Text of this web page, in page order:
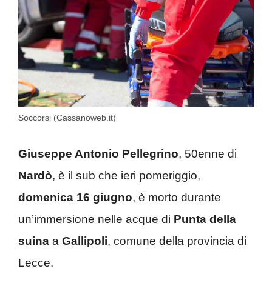
Soccorsi (Cassanoweb.it)
Giuseppe Antonio Pellegrino, 50enne di
Nardò, è il sub che ieri pomeriggio,
domenica 16 giugno, è morto durante
un’immersione nelle acque di Punta della
suina a Gallipoli, comune della provincia di
Lecce.